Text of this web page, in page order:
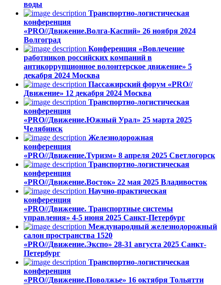
воды
Транспортно-логистическая
конференция
«PRO//Движение.Волга-Каспий» 26 ноября 2024
Волгоград
Конференция «Вовлечение
работников российских компаний в
антикоррупционное волонтерское движение» 5
декабря 2024 Москва
Пассажирский форум «PRO//
Движение» 12 декабря 2024 Москва
Транспортно-логистическая
конференция
«PRO//Движение.Южный Урал» 25 марта 2025
Челябинск
Железнодорожная
конференция
«PRO//Движение.Туризм» 8 апреля 2025 Светлогорск
Транспортно-логистическая
конференция
«PRO//Движение.Восток» 22 мая 2025 Владивосток
Научно-практическая
конференция
«PRO//Движение. Транспортные системы
управления» 4-5 июня 2025 Санкт-Петербург
Международный железнодорожный
салон пространства 1520
«PRO//Движение.Экспо» 28-31 августа 2025 Санкт-
Петербург
Транспортно-логистическая
конференция
«PRO//Движение.Поволжье» 16 октября Тольятти